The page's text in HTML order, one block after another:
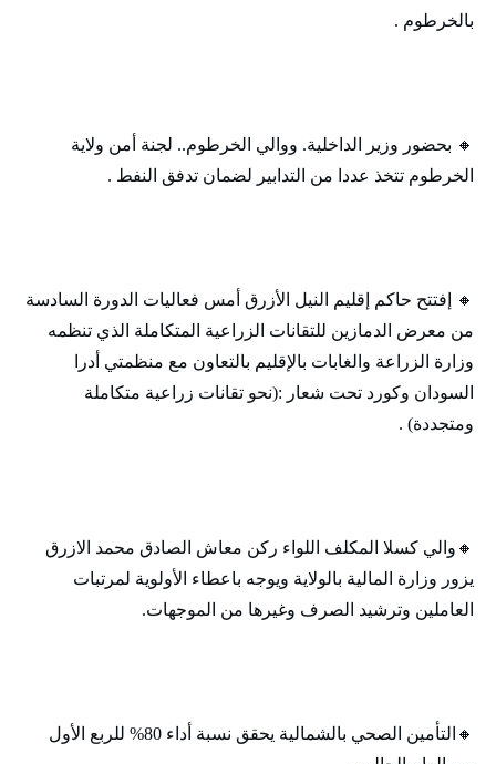
بالخرطوم .
🔸‬ بحضور وزير الداخلية. ووالي الخرطوم.. لجنة أمن ولاية
الخرطوم تتخذ عددا من التدابير لضمان تدفق النفط .
🔸‬ إفتتح حاكم إقليم النيل الأزرق أمس فعاليات الدورة السادسة
من معرض الدمازين للتقانات الزراعية المتكاملة الذي تنظمه
وزارة الزراعة والغابات بالإقليم بالتعاون مع منظمتي أدرا
السودان وكورد تحت شعار :(نحو تقانات زراعية متكاملة
ومتجددة) .
🔸‬والي كسلا المكلف اللواء ركن معاش الصادق محمد الازرق
يزور وزارة المالية بالولاية ويوجه باعطاء الأولوية لمرتبات
العاملين وترشيد الصرف وغيرها من الموجهات.
🔸‬‏التأمين الصحي بالشمالية يحقق نسبة أداء 80% للربع الأول